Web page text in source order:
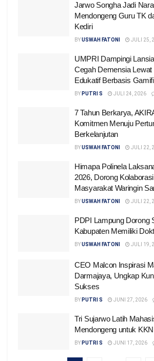
Jarwo Songha Jadi
Mendongeng Guru TK
Kediri
BYUSWAH FATONI JULI 25,
UMPRI Dampingi
Cegah Demensia Lewat
Edukatif Berbasis
BY PUTRI S JULI 24, 2026
7 Tahun Berkarya,
Komitmen Menuju
Berkelanjutan
BYUSWAH FATONI JULI 22,
Himapa Polinela
2026, Dorong
Masyarakat Waringin
BYUSWAH FATONI JULI 22,
PDPI Lampung Dorong
Kabupaten Memiliki
BYUSWAH FATONI JULI 19,
CEO Malcon Inspirasi
Darmajaya, Ungkap
Sukses
BY PUTRI S JUNI 27, 2026
Tri Sujarwo Latih
Mendongeng untuk
BY PUTRI S JUNI 17, 2026